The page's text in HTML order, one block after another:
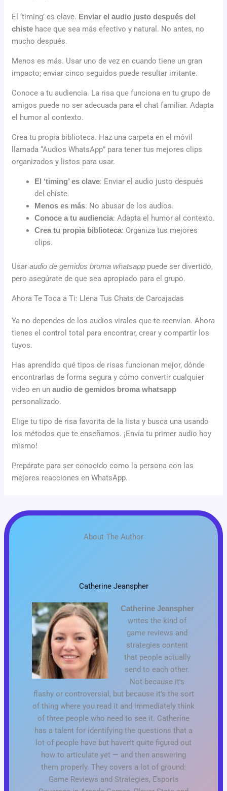
El ‘timing’ es clave. Enviar el audio justo después del
chiste hace que sea más efectivo y natural. No antes, no
mucho después.
Menos es más. Usar uno de vez en cuando tiene un gran
impacto; enviar cinco seguidos puede resultar irritante.
Conoce a tu audiencia. La risa que funciona en tu grupo de
amigos puede no ser adecuada para el chat familiar. Adapta
el humor al contexto.
Crea tu propia biblioteca. Haz una carpeta en el móvil
llamada “Audios WhatsApp” para tener tus mejores clips
organizados y listos para usar.
El ‘timing’ es clave: Enviar el audio justo después
del chiste.
Menos es más: No abusar de los audios.
Conoce a tu audiencia: Adapta el humor al contexto.
Crea tu propia biblioteca: Organiza tus mejores
clips.
Usaraudio de gemidos broma whatsapp puede ser divertido,
pero asegúrate de que sea apropiado para el grupo.
Ahora Te Toca a Ti: Llena Tus Chats de Carcajadas
Ya no dependes de los audios virales que te reenvían. Ahora
tienes el control total para encontrar, crear y compartir los
tuyos.
Has aprendido qué tipos de risas funcionan mejor, dónde
encontrarlas de forma segura y cómo convertir cualquier
video en unaudio de gemidos broma whatsapp
personalizado.
Elige tu tipo de risa favorita de la lista y busca una usando
los métodos que te enseñamos. ¡Envía tu primer audio hoy
mismo!
Prepárate para ser conocido como la persona con las
mejores reacciones en WhatsApp.
About The Author
Catherine Jeanspher
Catherine Jeanspher
writes the kind of
game reviews and
strategies content
that people actually
send to each other.
Not because it's
flashy or controversial, but because it's the sort
of thing where you read it and immediately think
of three people who need to see it. Catherine
has a talent for identifying the questions that a
lot of people have but haven't quite figured out
how to articulate yet — and then answering
them properly. They covers a lot of ground:
Game Reviews and Strategies, Esports